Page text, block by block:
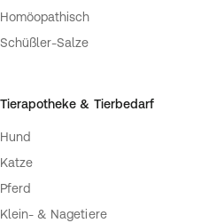
Homöopathisch
Schüßler-Salze
Tierapotheke & Tierbedarf
Hund
Katze
Pferd
Klein- & Nagetiere